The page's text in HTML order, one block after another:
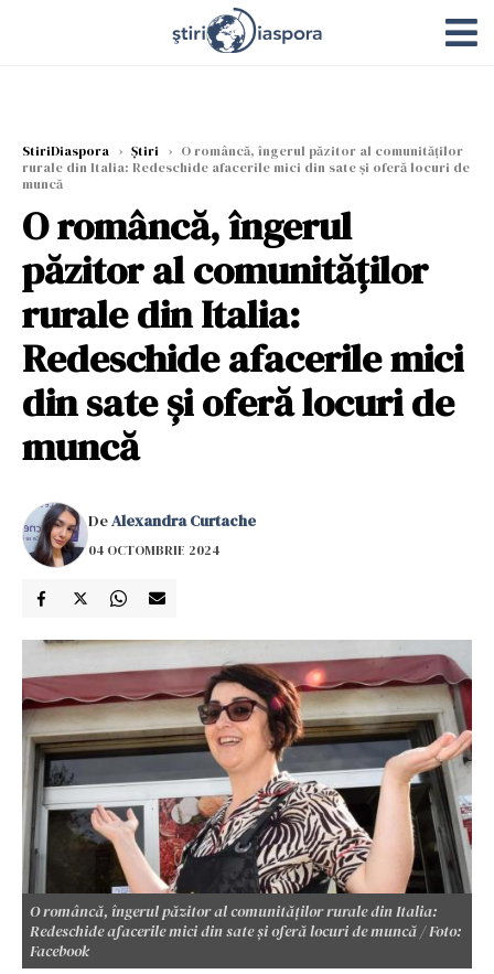
StiriDiaspora › Știri › O româncă, îngerul păzitor al comunităților
rurale din Italia: Redeschide afacerile mici din sate și oferă locuri de
muncă
O româncă, îngerul
păzitor al comunităților
rurale din Italia:
Redeschide afacerile mici
din sate și oferă locuri de
muncă
DeAlexandra Curtache
04 OCTOMBRIE 2024
O româncă, îngerul păzitor al comunităților rurale din Italia:
Redeschide afacerile mici din sate și oferă locuri de muncă / Foto:
Facebook